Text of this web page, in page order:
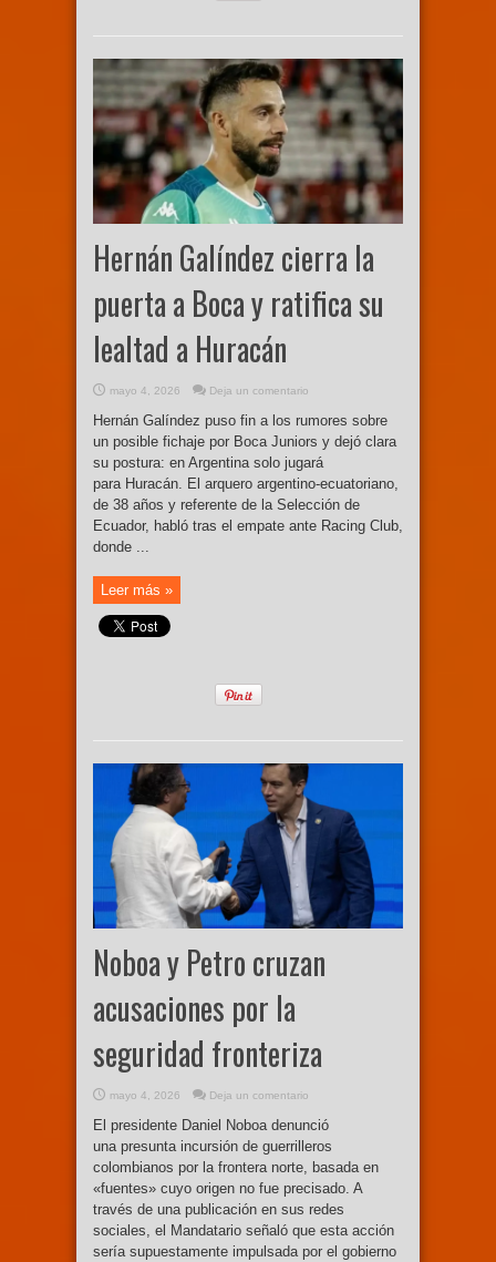
Hernán Galíndez cierra la
puerta a Boca y ratifica su
lealtad a Huracán
mayo 4, 2026 Deja un comentario
Hernán Galíndez puso fin a los rumores sobre
un posible fichaje por Boca Juniors y dejó clara
su postura: en Argentina solo jugará
para Huracán. El arquero argentino-ecuatoriano,
de 38 años y referente de la Selección de
Ecuador, habló tras el empate ante Racing Club,
donde ...
Leer más »
Noboa y Petro cruzan
acusaciones por la
seguridad fronteriza
mayo 4, 2026 Deja un comentario
El presidente Daniel Noboa denunció
una presunta incursión de guerrilleros
colombianos por la frontera norte, basada en
«fuentes» cuyo origen no fue precisado. A
través de una publicación en sus redes
sociales, el Mandatario señaló que esta acción
sería supuestamente impulsada por el gobierno